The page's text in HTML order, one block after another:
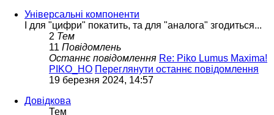
Універсальні компоненти
І для "цифри" покатить, та для "аналога" згодиться...
2 Тем
11 Повідомлень
Останнє повідомлення Re: Piko Lumus Maxima!
PIKO_HO Переглянути останнє повідомлення
19 березня 2024, 14:57
Довідкова
Тем